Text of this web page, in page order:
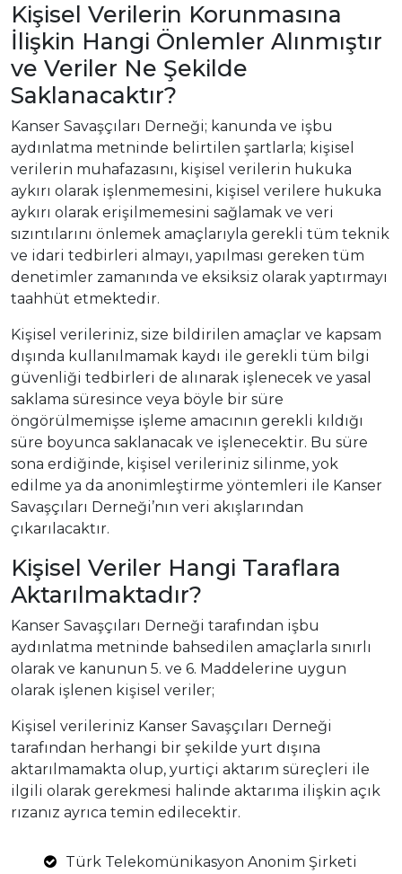
Kişisel Verilerin Korunmasına
İlişkin Hangi Önlemler Alınmıştır
ve Veriler Ne Şekilde
Saklanacaktır?
Kanser Savaşçıları Derneği; kanunda ve işbu
aydınlatma metninde belirtilen şartlarla; kişisel
verilerin muhafazasını, kişisel verilerin hukuka
aykırı olarak işlenmemesini, kişisel verilere hukuka
aykırı olarak erişilmemesini sağlamak ve veri
sızıntılarını önlemek amaçlarıyla gerekli tüm teknik
ve idari tedbirleri almayı, yapılması gereken tüm
denetimler zamanında ve eksiksiz olarak yaptırmayı
taahhüt etmektedir.
Kişisel verileriniz, size bildirilen amaçlar ve kapsam
dışında kullanılmamak kaydı ile gerekli tüm bilgi
güvenliği tedbirleri de alınarak işlenecek ve yasal
saklama süresince veya böyle bir süre
öngörülmemişse işleme amacının gerekli kıldığı
süre boyunca saklanacak ve işlenecektir. Bu süre
sona erdiğinde, kişisel verileriniz silinme, yok
edilme ya da anonimleştirme yöntemleri ile Kanser
Savaşçıları Derneği’nın veri akışlarından
çıkarılacaktır.
Kişisel Veriler Hangi Taraflara
Aktarılmaktadır?
Kanser Savaşçıları Derneği tarafından işbu
aydınlatma metninde bahsedilen amaçlarla sınırlı
olarak ve kanunun 5. ve 6. Maddelerine uygun
olarak işlenen kişisel veriler;
Kişisel verileriniz Kanser Savaşçıları Derneği
tarafından herhangi bir şekilde yurt dışına
aktarılmamakta olup, yurtiçi aktarım süreçleri ile
ilgili olarak gerekmesi halinde aktarıma ilişkin açık
rızanız ayrıca temin edilecektir.
Türk Telekomünikasyon Anonim Şirketi